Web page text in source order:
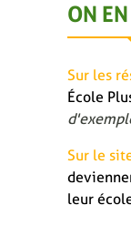
ON
Sur les
École
Sur le
leur